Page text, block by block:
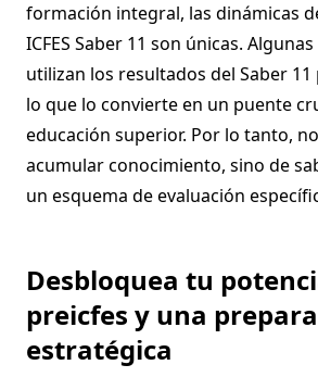
formación integral, las dinámicas
ICFES Saber 11 son únicas.
utilizan los resultados del Saber
lo que lo convierte en un puente
educación superior. Por lo tanto,
acumular conocimiento, sino de
un esquema de evaluación
Desbloquea tu
preicfes y una
estratégica